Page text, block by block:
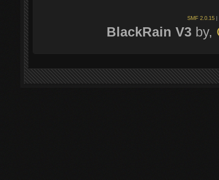
SMF 2.0.15 |
BlackRain V3 by,